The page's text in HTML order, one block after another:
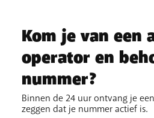
Kom je van een
operator en
nummer?
Binnen de 24 uur ontvang je
zeggen dat je nummer actief is.